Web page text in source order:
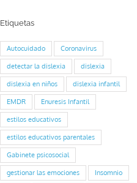
Etiquetas
Autocuidado Coronavirus
detectar la dislexia dislexia
dislexia en niños dislexia infantil
EMDR Enuresis Infantil
estilos educativos
estilos educativos parentales
Gabinete psicosocial
gestionar las emociones Insomnio